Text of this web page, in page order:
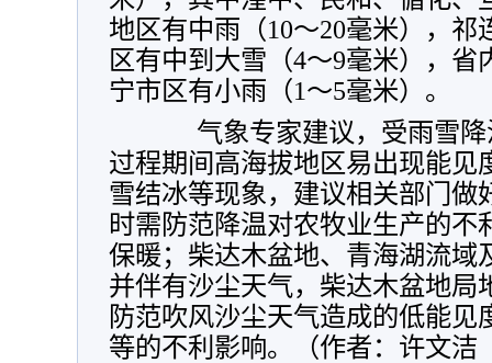
地区有中雨（10～20毫米），
区有中到大雪（4～9毫米），
宁市区有小雨（1～5毫米）。
气象专家建议，受雨雪降
过程期间高海拔地区易出现能见
雪结冰等现象，建议相关部门做
时需防范降温对农牧业生产的不
保暖；柴达木盆地、青海湖流域
并伴有沙尘天气，柴达木盆地局
防范吹风沙尘天气造成的低能见
等的不利影响。（作者：许文